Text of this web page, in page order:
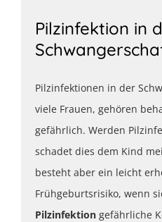
Pilzinfektion in
Pilzinfektionen in der
viele Frauen, gehören
gefährlich. Werden
schadet dies dem Kind
besteht aber ein leicht
Frühgeburtsrisiko, wenn
Pilzinfektion gefährliche